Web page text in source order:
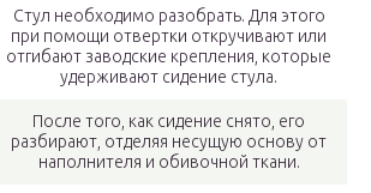
Стул необходимо разобрать. Для этого
при помощи отвертки откручивают или
отгибают заводские крепления, которые
удерживают сидение стула.
После того, как сидение снято, его
разбирают, отделяя несущую основу от
наполнителя и обивочной ткани.